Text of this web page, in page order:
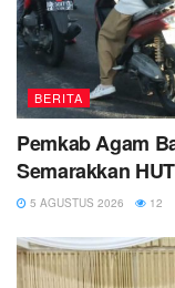
BERITA
Pemkab Agam
Semarakkan
5 AGUSTUS 2026 12